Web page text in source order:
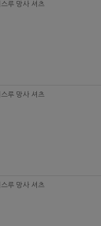
루 망사 셔츠
루 망사 셔츠
루 망사 셔츠